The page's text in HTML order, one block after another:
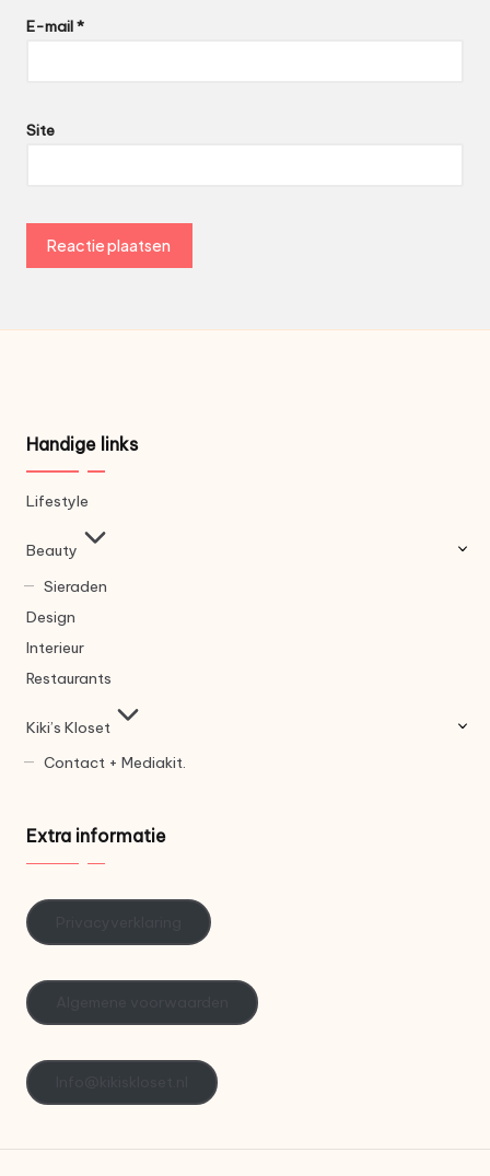
E-mail*
Site
Handige links
Lifestyle
Beauty
Sieraden
Design
Interieur
Restaurants
Kiki’s Kloset
Contact + Mediakit.
Extra informatie